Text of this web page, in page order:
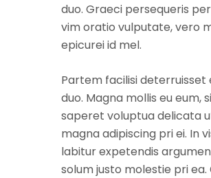
duo. Graeci persequeris
vim oratio vulputate, vero
epicurei id mel.
Partem facilisi deterruisset
duo. Magna mollis eu eum,
saperet voluptua delicata
magna adipiscing pri ei. In
labitur expetendis
solum justo molestie pri ea.